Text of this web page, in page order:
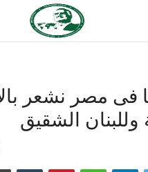
فى مصر نشعر
وللبنان الشقيق